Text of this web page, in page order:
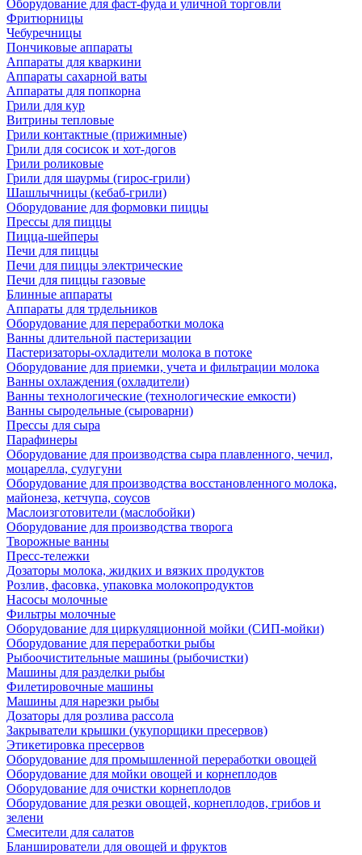
Оборудование для фаст-фуда и уличной торговли
Фритюрницы
Чебуречницы
Пончиковые аппараты
Аппараты для кваркини
Аппараты сахарной ваты
Аппараты для попкорна
Грили для кур
Витрины тепловые
Грили контактные (прижимные)
Грили для сосисок и хот-догов
Грили роликовые
Грили для шаурмы (гирос-грили)
Шашлычницы (кебаб-грили)
Оборудование для формовки пиццы
Прессы для пиццы
Пицца-шейперы
Печи для пиццы
Печи для пиццы электрические
Печи для пиццы газовые
Блинные аппараты
Аппараты для трдельников
Оборудование для переработки молока
Ванны длительной пастеризации
Пастеризаторы-охладители молока в потоке
Оборудование для приемки, учета и фильтрации молока
Ванны охлаждения (охладители)
Ванны технологические (технологические емкости)
Ванны сыродельные (сыроварни)
Прессы для сыра
Парафинеры
Оборудование для производства сыра плавленного, чечил,
моцарелла, сулугуни
Оборудование для производства восстановленного молока,
майонеза, кетчупа, соусов
Маслоизготовители (маслобойки)
Оборудование для производства творога
Творожные ванны
Пресс-тележки
Дозаторы молока, жидких и вязких продуктов
Розлив, фасовка, упаковка молокопродуктов
Насосы молочные
Фильтры молочные
Оборудование для циркуляционной мойки (СИП-мойки)
Оборудование для переработки рыбы
Рыбоочистительные машины (рыбочистки)
Машины для разделки рыбы
Филетировочные машины
Машины для нарезки рыбы
Дозаторы для розлива рассола
Закрыватели крышки (укупорщики пресервов)
Этикетировка пресервов
Оборудование для промышленной переработки овощей
Оборудование для мойки овощей и корнеплодов
Оборудование для очистки корнеплодов
Оборудование для резки овощей, корнеплодов, грибов и
зелени
Смесители для салатов
Бланширователи для овощей и фруктов